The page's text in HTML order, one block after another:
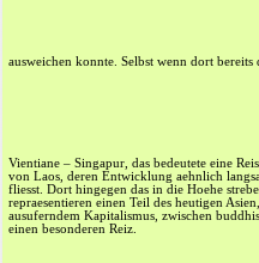
ausweichen konnte. Selbst wenn dort bereits
Vientiane – Singapur, das bedeutete eine
von Laos, deren Entwicklung aehnlich
fliesst. Dort hingegen das in die Hoehe
repraesentieren einen Teil des heutigen
ausuferndem Kapitalismus, zwischen
einen besonderen Reiz.